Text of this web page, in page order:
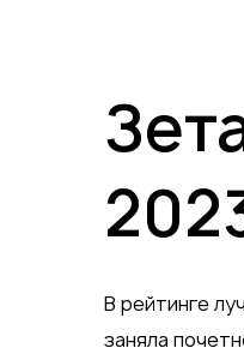
В рейтинге
заняла